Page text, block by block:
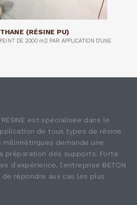
(RÉSINE PU)
DE 2000 m2 PAR APPLICATION D’UNE
RESINE est spécialisée dans le
de tous types de résine.
millimétriques demande une
préparation des supports. Forte
d’expérience, l’entreprise BETON
de répondre aux cas les plus